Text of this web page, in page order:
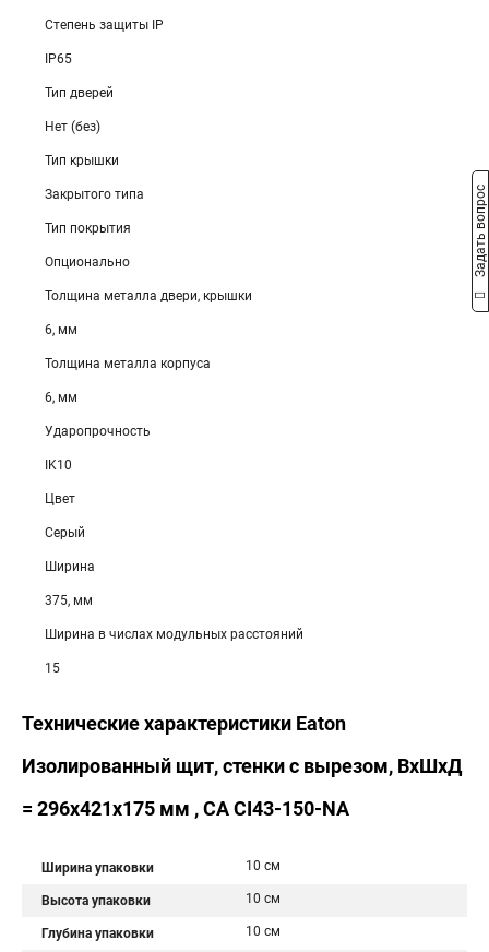
Степень защиты IP
IP65
Тип дверей
Нет (без)
Тип крышки
Закрытого типа
Тип покрытия
Опционально
Толщина металла двери, крышки
6, мм
Толщина металла корпуса
6, мм
Ударопрочность
IK10
Цвет
Серый
Ширина
375, мм
Ширина в числах модульных расстояний
15
Технические характеристики Eaton
Изолированный щит, стенки с вырезом, ВхШхД
= 296x421x175 мм , СА CI43-150-NA
Ширина упаковки 10 см
Высота упаковки 10 см
Глубина упаковки 10 см
Задать вопрос